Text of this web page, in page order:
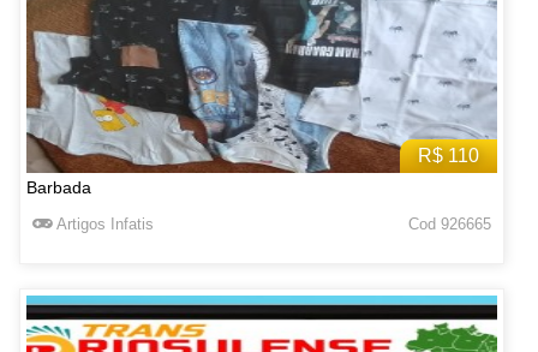
R$ 110
Barbada
Artigos Infatis Cod 926665